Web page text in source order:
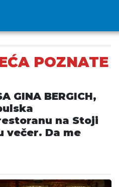
POZNATE
GINA BERGICH,
na Stoji
večer. Da me